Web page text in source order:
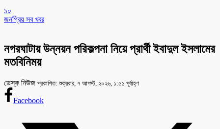
১০
জনপ্রিয় সব খবর
নগরঘাটায় উন্নয়ন পরিকল্পনা নিয়ে প্রার্থী ইবাদুল ইসলামের
মতবিনিময়
ডেস্ক নিউজ প্রকাশিত: শুক্রবার, ৭ আগস্ট, ২০২৬, ১:৫১ পূর্বাহ্ণ
Facebook